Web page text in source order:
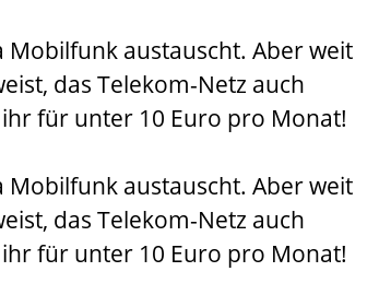
Mobilfunk austauscht. Aber weit
das Telekom-Netz auch
für unter 10 Euro pro Monat!
Mobilfunk austauscht. Aber weit
das Telekom-Netz auch
für unter 10 Euro pro Monat!